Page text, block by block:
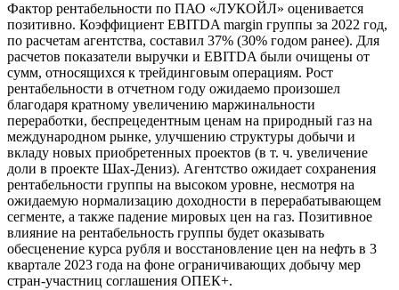
Фактор рентабельности по ПАО «ЛУКОЙЛ» оценивается
позитивно. Коэффициент EBITDA margin группы за 2022 год,
по расчетам агентства, составил 37% (30% годом ранее). Для
расчетов показатели выручки и EBITDA были очищены от
сумм, относящихся к трейдинговым операциям. Рост
рентабельности в отчетном году ожидаемо произошел
благодаря кратному увеличению маржинальности
переработки, беспрецедентным ценам на природный газ на
международном рынке, улучшению структуры добычи и
вкладу новых приобретенных проектов (в т. ч. увеличение
доли в проекте Шах-Дениз). Агентство ожидает сохранения
рентабельности группы на высоком уровне, несмотря на
ожидаемую нормализацию доходности в перерабатывающем
сегменте, а также падение мировых цен на газ. Позитивное
влияние на рентабельность группы будет оказывать
обесценение курса рубля и восстановление цен на нефть в 3
квартале 2023 года на фоне ограничивающих добычу мер
стран-участниц соглашения ОПЕК+.